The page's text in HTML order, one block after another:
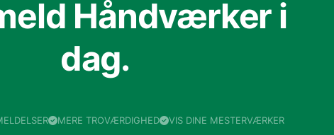
Håndværker i
dag.
MERE TROVÆRDIGHED VIS DINE MESTERVÆRKER